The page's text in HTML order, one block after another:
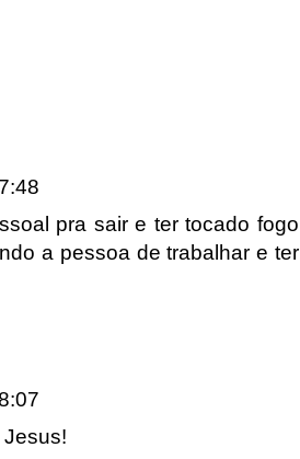
pra sair e ter tocado fogo
a pessoa de trabalhar e ter